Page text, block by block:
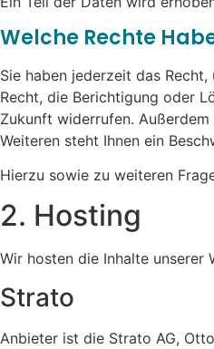
Welche Rechte
Sie haben jederzeit das
Recht, die Berichtigung oder
Zukunft widerrufen.
Weiteren steht Ihnen ein
Hierzu sowie zu weiteren
2. Hosting
Wir hosten die Inhalte unserer
Strato
Anbieter ist die Strato AG,